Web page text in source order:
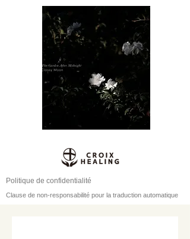
Politique de confidentialité
Clause de non-responsabilité pour la traduction automatique